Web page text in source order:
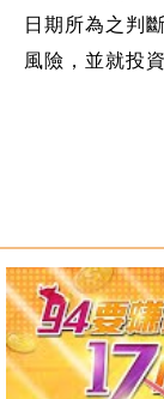
日期所為之判
風險，並就投